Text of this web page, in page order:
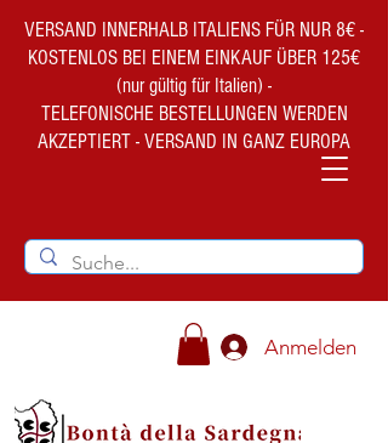
VERSAND INNERHALB ITALIENS FÜR NUR 8€ -
KOSTENLOS BEI EINEM EINKAUF ÜBER 125€
(nur gültig für Italien) -
TELEFONISCHE BESTELLUNGEN WERDEN
AKZEPTIERT - VERSAND IN GANZ EUROPA
Anmelden